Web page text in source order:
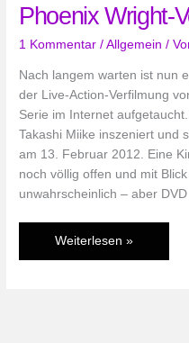
Phoenix Wright-
1 Kommentar /Allgemein /
Nach langem warten ist nun
der Live-Action-Verfilmung
Serie im Internet
Takashi Miike inszeniert und
am 13. Februar 2012. Eine
noch völlig offen und mit
unwahrscheinlich – aber
NIMM
DAS!
Weiterlesen »